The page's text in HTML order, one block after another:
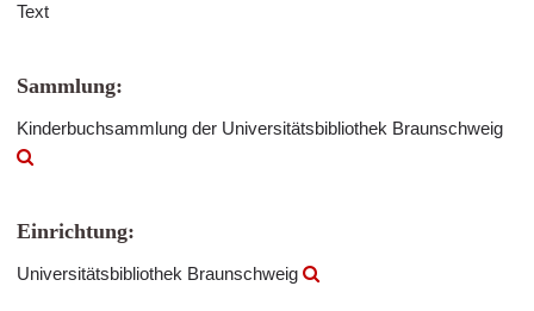
Text
Sammlung:
Kinderbuchsammlung der Universitätsbibliothek Braunschweig
Einrichtung:
Universitätsbibliothek Braunschweig